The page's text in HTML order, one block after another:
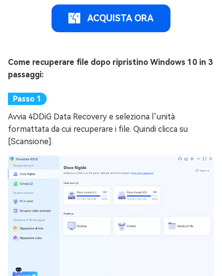
ACQUISTA ORA
Come recuperare file dopo ripristino Windows 10 in 3
passaggi:
Avvia 4DDiG Data Recovery e seleziona l’unità
formattata da cui recuperare i file. Quindi clicca su
[Scansione].